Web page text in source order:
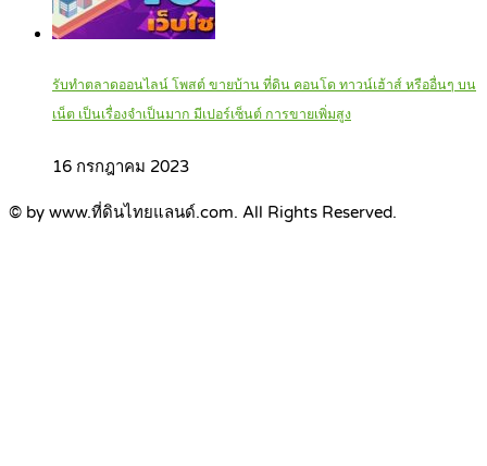
รับทำตลาดออนไลน์ โพสต์ ขายบ้าน ที่ดิน คอนโด ทาวน์เฮ้าส์ หรืออื่นๆ บน
เน็ต เป็นเรื่องจำเป็นมาก มีเปอร์เซ็นต์ การขายเพิ่มสูง
16 กรกฎาคม 2023
© by www.ที่ดินไทยแลนด์.com. All Rights Reserved.